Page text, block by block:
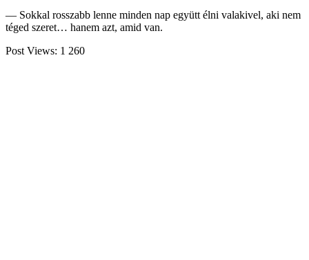
— Sokkal rosszabb lenne minden nap együtt élni valakivel, aki nem
téged szeret… hanem azt, amid van.
Post Views: 1 260